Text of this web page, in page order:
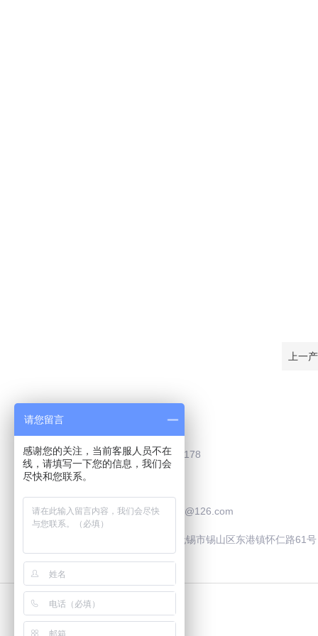
上一
Contact Us
联系电话：0510-83787178
联系QQ：2505929195
联系邮箱：safooculture@126.com
联系地址：中国·江苏·无锡市锡山区东港镇怀仁路61号
请您留言
感谢您的关注，当前客服人员不在
线，请填写一下您的信息，我们会
尽快和您联系。